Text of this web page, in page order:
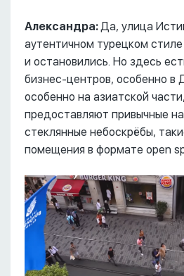
Александра:Да, улица
аутентичном турецком
и остановились. Но здесь
бизнес-центров, особенно в
особенно на азиатской
предоставляют привычные
стеклянные небоскрёбы,
помещения в формате open